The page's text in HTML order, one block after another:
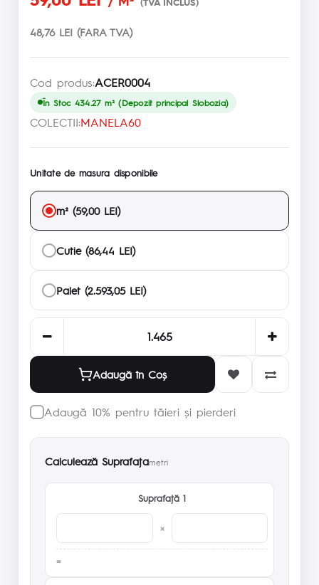
48,76 LEI (FARA TVA)
Cod produs:ACER0004
În Stoc 434.27 m² (Depozit principal Slobozia)
COLECTII:MANELA60
Unitate de masura disponibile
m² (59,00 LEI)
Cutie (86,44 LEI)
Palet (2.593,05 LEI)
Adaugă în Coş
Adaugă 10% pentru tăieri și pierderi
Calculează Suprafaţametri
Suprafaţă 1
×